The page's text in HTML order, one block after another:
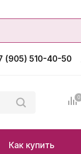
(905) 510-40-50
0
Как купить